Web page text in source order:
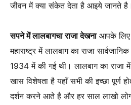
जीवन में क्या संकेत देता है आइये जानते है।
सपने में लालबागचा राजा देखनाआपके लिए
महाराष्ट्र में लालबाग का राजा
1934 में की गई थी। लालबाग का राजा
खास विशेषता है यहाँ सभी की इच्छा पूर्ण
दर्शन करने आते है और हर साल लाखो